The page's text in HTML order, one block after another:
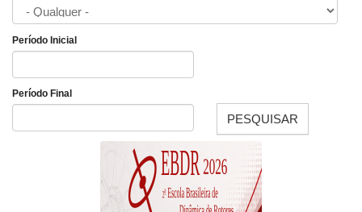
Período Inicial
Período Final
PESQUISAR